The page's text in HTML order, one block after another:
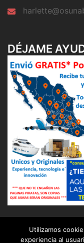
DÉJAME
Utilizamos
experiencia al